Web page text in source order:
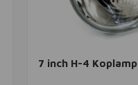
In
7 inch H-4